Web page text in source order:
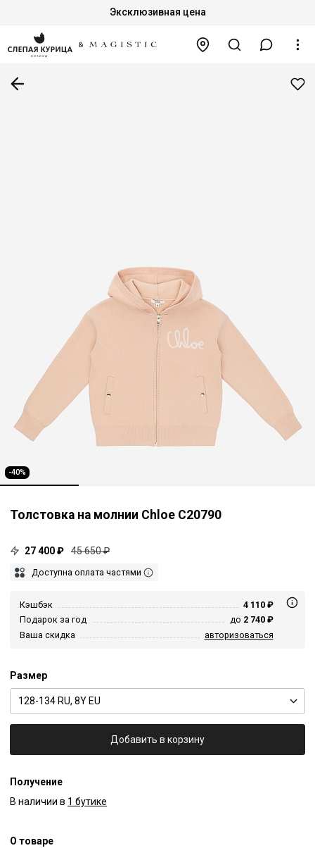
Эксклюзивная цена
-40%
Толстовка на молнии Chloe C20790
27 400 ₽ 45 650 ₽
Доступна оплата частями
Кэшбэк
4 110 ₽
Подарок за год
до 2 740 ₽
Ваша скидка
авторизоваться
Размер
128-134 RU, 8Y EU
Добавить в корзину
Получение
В наличии в 1 бутике
О товаре